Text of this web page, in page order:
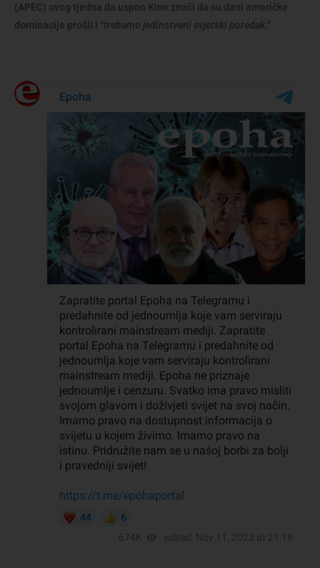
(APEC) ovog tjedna da uspon Kine znači da su dani američke
dominacije prošli i “trebamo jedinstveni svjetski poredak.”